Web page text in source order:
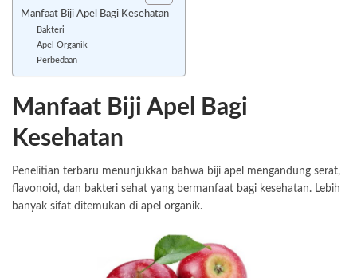
Manfaat Biji Apel Bagi Kesehatan
Bakteri
Apel Organik
Perbedaan
Manfaat Biji Apel Bagi
Kesehatan
Penelitian terbaru menunjukkan bahwa biji apel mengandung serat,
flavonoid, dan bakteri sehat yang bermanfaat bagi kesehatan. Lebih
banyak sifat ditemukan di apel organik.